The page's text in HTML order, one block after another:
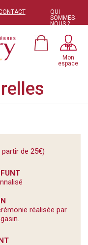
QUI
SOMMES-
NOUS ?
Mon
espace
partir de 25€)
réalisée par